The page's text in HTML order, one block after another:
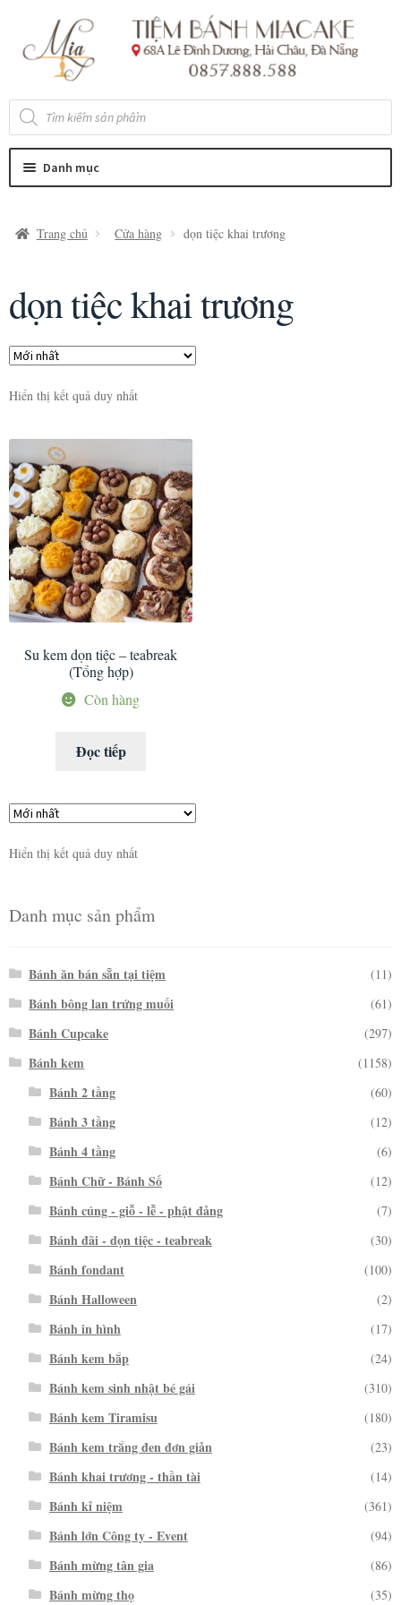
đến
Điều
đến
nội
Tìm
kiếm
sản
Danh mục
Trang chủ Cửa hàng dọn tiệc khai trương
dọn tiệc khai trương
Hiển thị kết quả duy nhất
Su kem dọn tiệc – teabreak
(Tổng hợp)
Còn hàng
Đọc tiếp
Hiển thị kết quả duy nhất
Danh mục sản phẩm
Bánh ăn bán sẵn tại tiệm (11)
Bánh bông lan trứng muối (61)
Bánh Cupcake (297)
Bánh kem (1158)
Bánh 2 tầng (60)
Bánh 3 tầng (12)
Bánh 4 tầng (6)
Bánh Chữ - Bánh Số (12)
Bánh cúng - giỗ - lễ - phật đảng (7)
Bánh đãi - dọn tiệc - teabreak (30)
Bánh fondant (100)
Bánh Halloween (2)
Bánh in hình (17)
Bánh kem bắp (24)
Bánh kem sinh nhật bé gái (310)
Bánh kem Tiramisu (180)
Bánh kem trắng đen đơn giản (23)
Bánh khai trương - thần tài (14)
Bánh kỉ niệm (361)
Bánh lớn Công ty - Event (94)
Bánh mừng tân gia (86)
Bánh mừng thọ (35)